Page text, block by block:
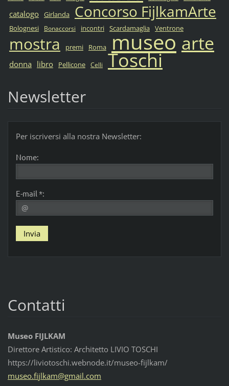
catalogo Girlanda Concorso FijlkamArte
Bolognesi Bonaccorsi incontri Scardamaglia Ventrone
mostra premi Roma museo arte
donna libro Pellicone Celli Toschi
Newsletter
Per iscriversi alla nostra Newsletter:
Nome:
E-mail *:
Contatti
Museo FIJLKAM
Direttore Artistico: Architetto LIVIO TOSCHI
https://liviotoschi.webnode.it/museo-fijlkam/
museo.fijlkam@gmail.com